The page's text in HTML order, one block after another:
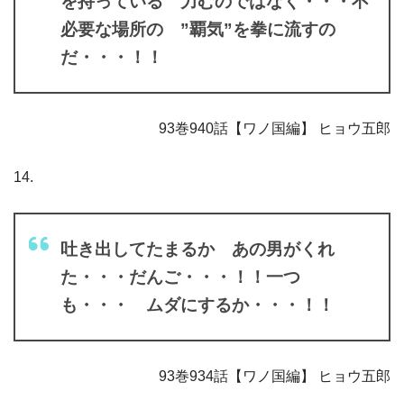
必要な場所の ”覇気”を拳に流すの
だ・・・！！
93巻940話【ワノ国編】 ヒョウ五郎
14.
吐き出してたまるか あの男がくれ
た・・・だんご・・・！！一つ
も・・・ ムダにするか・・・！！
93巻934話【ワノ国編】 ヒョウ五郎